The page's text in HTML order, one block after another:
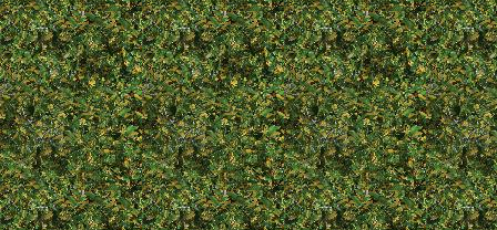
* 15.09.1993 + 24.07.2009